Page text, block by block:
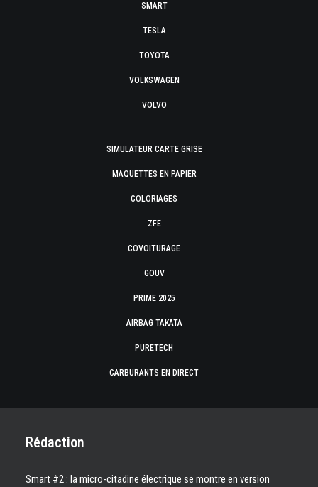
SMART
TESLA
TOYOTA
VOLKSWAGEN
VOLVO
SIMULATEUR CARTE GRISE
MAQUETTES EN PAPIER
COLORIAGES
ZFE
COVOITURAGE
GOUV
PRIME 2025
AIRBAG TAKATA
PURETECH
CARBURANTS EN DIRECT
Rédaction
Smart #2 : la micro-citadine électrique se montre en version